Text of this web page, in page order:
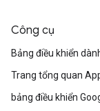
Công cụ
Bảng điều khiển
Trang tổng quan
bảng điều khiển